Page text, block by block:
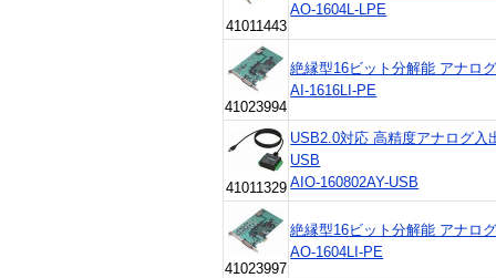
41011443
AO-1604L-LPE
41023994
絶縁型16ビット分解能 アナロ
AI-1616LI-PE
41011329
USB2.0対応 高精度アナログ入
USB
AIO-160802AY-USB
41023997
絶縁型16ビット分解能 アナロ
AO-1604LI-PE